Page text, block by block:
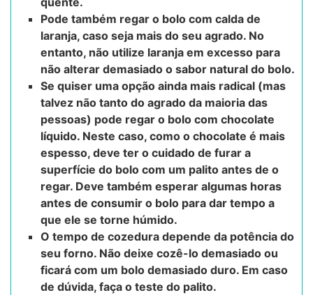
Pode também regar o bolo com calda de
laranja, caso seja mais do seu agrado. No
entanto, não utilize laranja em excesso para
não alterar demasiado o sabor natural do bolo.
Se quiser uma opção ainda mais radical (mas
talvez não tanto do agrado da maioria das
pessoas) pode regar o bolo com chocolate
líquido. Neste caso, como o chocolate é mais
espesso, deve ter o cuidado de furar a
superfície do bolo com um palito antes de o
regar. Deve também esperar algumas horas
antes de consumir o bolo para dar tempo a
que ele se torne húmido.
O tempo de cozedura depende da potência do
seu forno. Não deixe cozê-lo demasiado ou
ficará com um bolo demasiado duro. Em caso
de dúvida, faça o teste do palito.